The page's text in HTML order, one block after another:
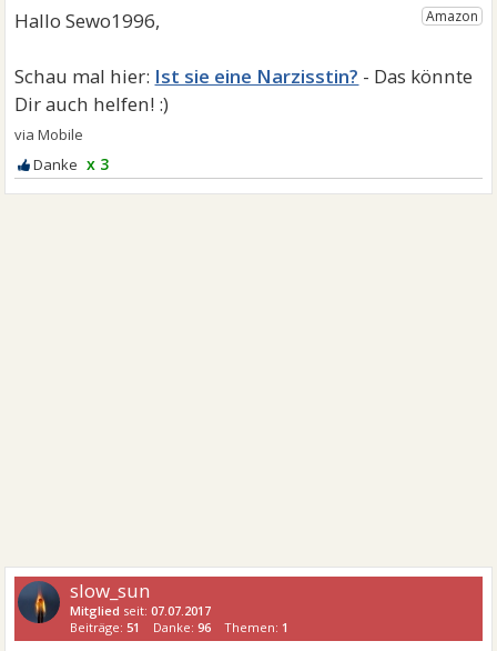
Ist sie eine Narzisstin?
x 3
slow_sun
Mitglied seit:07.07.2017
Beiträge:51 Danke:96 Themen: 1